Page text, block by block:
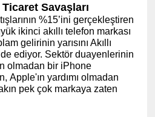
Savaşları
%15’ini gerçekleştiren
ikinci akıllı telefon markası
gelirinin yarısını Akıllı
ediyor. Sektör duayenlerinin
olmadan bir iPhone
Apple'ın yardımı olmadan
pek çok markaya zaten